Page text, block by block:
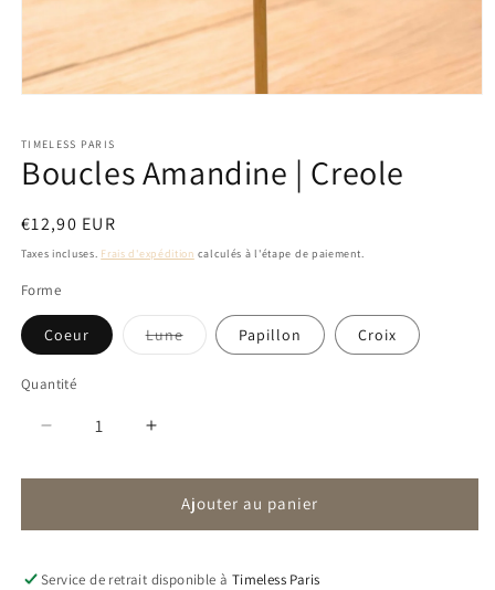
1
dans
une
modale
TIMELESS PARIS
Boucles Amandine | Creole
Prix
habituel
€12,90 EUR
Taxes incluses. Frais d'expédition calculés à l'étape de paiement.
Forme
Coeur LuneVariante
épuisée
Papillon Croix
Quantité
Réduire
quantité
Boucles
|
Augmenter
quantité
Boucles
|
Ajouter au panier
Service de retrait disponible à Timeless Paris